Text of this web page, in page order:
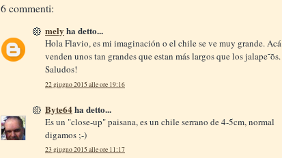
6 commenti:
mely ha detto...
Hola Flavio, es mi imaginación o el chile se ve muy grande. Acá
venden unos tan grandes que estan más largos que los jalape˜õs.
Saludos!
22 giugno 2015 alle ore 19:16
Byte64ha detto...
Es un "close-up" paisana, es un chile serrano de 4-5cm, normal
digamos ;-)
23 giugno 2015 alle ore 11:17